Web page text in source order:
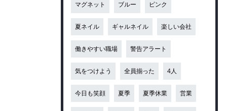
マグネット ブルー ピンク
夏ネイル ギャルネイル 楽しい会社
働きやすい職場 警告アラート
気をつけよう 全員揃った 4人
今日も笑顔 夏季 夏季休業 営業